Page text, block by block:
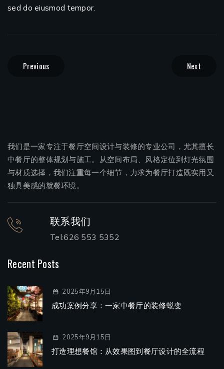
sed do eiusmod tempor.
Previous Next
我们是一家专注于餐厅空间设计与装修的专业公司，尤其擅长
中餐厅的整体规划与施工。从空间布局、风格定位到灯光氛围
与材质选择，我们注重每一个细节，力求为餐厅打造既实用又
独具美感的就餐环境。
联系我们
Tel:626 553 5352
Recent Posts
2025年9月15日
成功案例分享：一家中餐厅的装修蜕变
2025年9月15日
打造理想餐馆：从效果图到餐厅设计的全流程